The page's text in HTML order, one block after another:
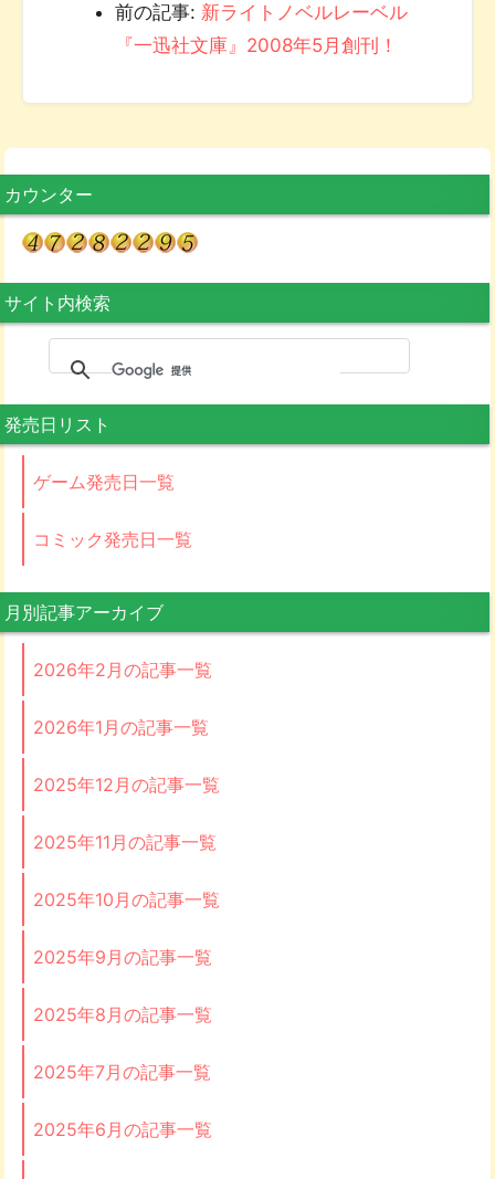
前の記事: 新ライトノベルレーベル
『一迅社文庫』2008年5月創刊！
カウンター
サイト内検索
発売日リスト
ゲーム発売日一覧
コミック発売日一覧
月別記事アーカイブ
2026年2月の記事一覧
2026年1月の記事一覧
2025年12月の記事一覧
2025年11月の記事一覧
2025年10月の記事一覧
2025年9月の記事一覧
2025年8月の記事一覧
2025年7月の記事一覧
2025年6月の記事一覧